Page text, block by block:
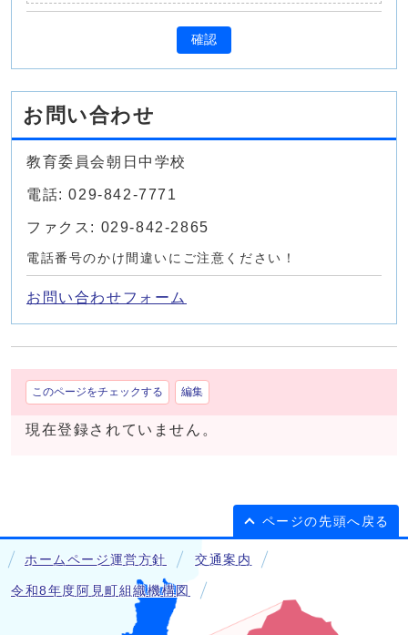
確認
お問い合わせ
教育委員会朝日中学校
電話: 029-842-7771
ファクス: 029-842-2865
電話番号のかけ間違いにご注意ください！
お問い合わせフォーム
このページをチェックする 編集
現在登録されていません。
ページの先頭へ戻る
ホームページ運営方針 交通案内
令和8年度阿見町組織機構図